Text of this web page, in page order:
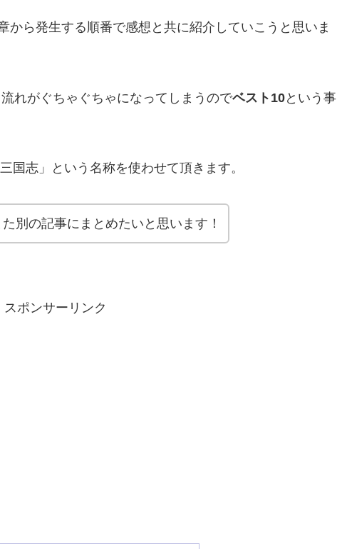
から発生する順番で感想と共に紹介していこうと思いま
れがぐちゃぐちゃになってしまうのでベスト10という事
志」という名称を使わせて頂きます。
別の記事にまとめたいと思います！
スポンサーリンク